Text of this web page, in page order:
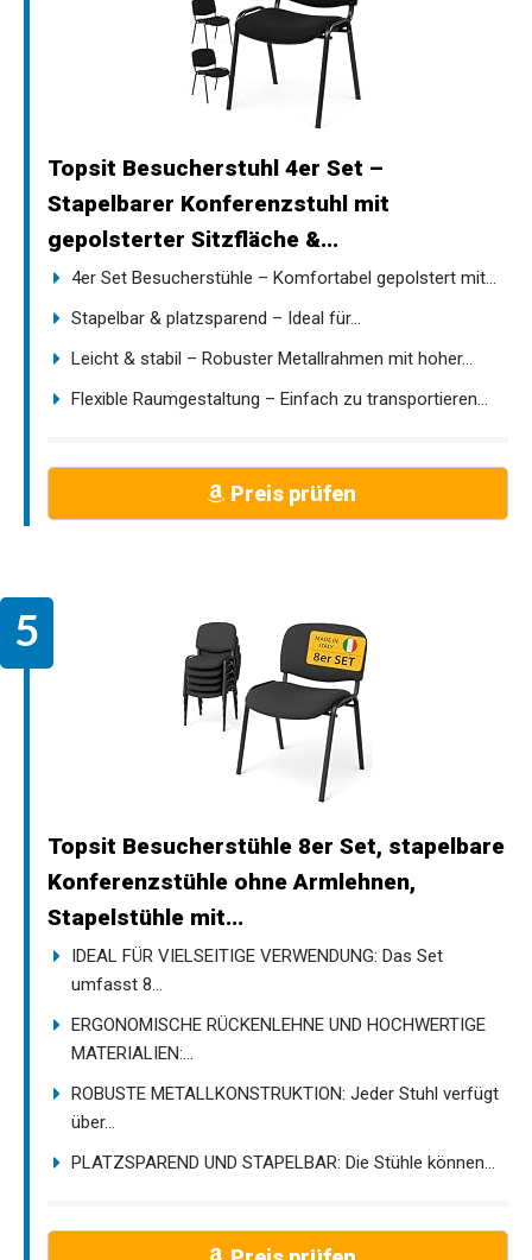
Topsit Besucherstuhl 4er Set –
Stapelbarer Konferenzstuhl mit
gepolsterter Sitzfläche &...
4er Set Besucherstühle – Komfortabel gepolstert mit...
Stapelbar & platzsparend – Ideal für...
Leicht & stabil – Robuster Metallrahmen mit hoher...
Flexible Raumgestaltung – Einfach zu transportieren...
Preis prüfen
Topsit Besucherstühle 8er Set, stapelbare
Konferenzstühle ohne Armlehnen,
Stapelstühle mit...
IDEAL FÜR VIELSEITIGE VERWENDUNG: Das Set
umfasst 8...
ERGONOMISCHE RÜCKENLEHNE UND HOCHWERTIGE
MATERIALIEN:...
ROBUSTE METALLKONSTRUKTION: Jeder Stuhl verfügt
über...
PLATZSPAREND UND STAPELBAR: Die Stühle können...